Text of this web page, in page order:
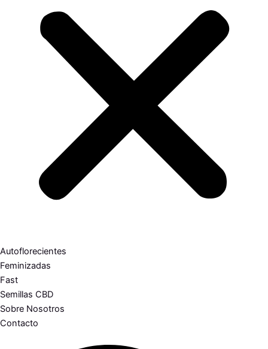
Autoflorecientes
Feminizadas
Fast
Semillas CBD
Sobre Nosotros
Contacto